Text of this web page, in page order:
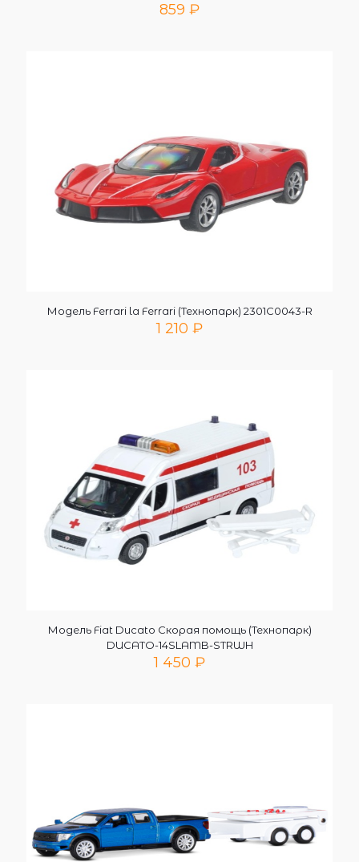
859 ₽
Модель Ferrari la Ferrari (Технопарк) 2301C0043-R
1 210 ₽
Модель Fiat Ducato Скорая помощь (Технопарк)
DUCATO-14SLAMB-STRWH
1 450 ₽